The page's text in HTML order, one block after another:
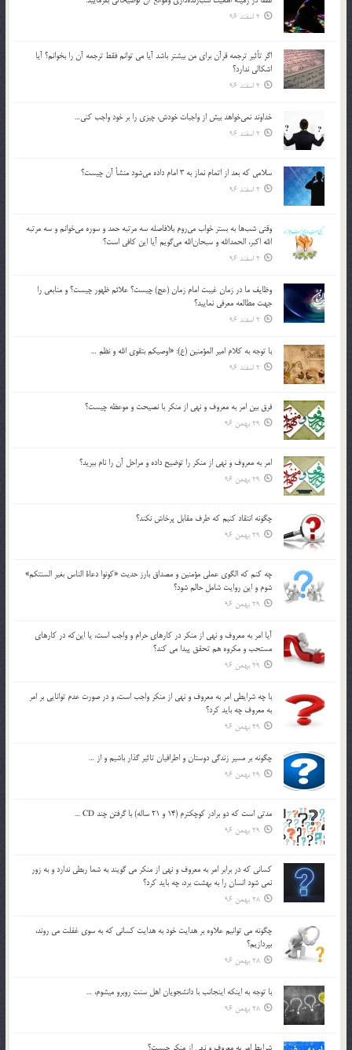
2 اسفند 96
اگر تأثير ترجمه قرآن براي من بيشتر باشد آيا مي توانم فقط ترجمه آن را بخوانم؟ آيا
اشكالي ندارد؟
2 اسفند 96
خداوند نمي‌خواهد بيش از واجبات خودش، چيزي را بر خود واجب كني…
2 اسفند 96
سلامي كه بعد از اتمام نماز به 3 امام داده مي‌شود منشأ آن چيست؟
2 اسفند 96
وقتي شب‌ها به بستر خواب مي‌روم بلافاصله سه مرتبه حمد و سوره مي‌خوانم و سه مرتبه
الله اكبر، الحمدالله و سبحان‌الله مي‌گويم آيا اين كافي است؟
2 اسفند 96
وظايف ما در زمان غيبت امام زمان (عج) چيست؟ علائم ظهور چيست؟ و منابعي را
جهت مطالعه معرفي نماييد؟
2 اسفند 96
با توجه به كلام امير المؤمنين (ع): «اوصيكم بتقوي الله و نظم …
2 اسفند 96
فرق بين امر به معروف و نهي از منكر با نصيحت و موعظه چيست؟
29 بهمن 96
امر به معروف و نهي از منكر را توضيح داده و مراحل آن را نام ببريد؟
29 بهمن 96
چگونه انتقاد كنيم كه طرف مقابل پرخاش نكند؟
29 بهمن 96
چه كنم كه الگوي عملي مؤمنين و مصداق بارز حديث «كونوا دعاة الناس بغير السنتكم»
شوم و اين روايت شامل حالم شود؟
29 بهمن 96
آيا امر به معروف و نهي از منكر در كارهاي حرام و واجب است، يا اين‌كه در كارهاي
مستحب و مكروه هم تحقق پيدا مي كند؟
29 بهمن 96
با چه شرايطي امر به معروف و نهي از منکر واجب است، و در صورت عدم توانايي بر امر
به معروف چه بايد کرد؟
29 بهمن 96
چگونه بر مسير زندگي دوستان و اطرافيان تاثير گذار باشيم و از …
29 بهمن 96
مدتي است كه دو برادر كوچكترم (14 و 21 ساله) با گرفتن چند CD …
29 بهمن 96
كساني كه در برابر امر به معروف و نهي از منكر مي گويند به شما ربطي ندارد و به زور
نمي شود انسان را به بهشت برد، چه بايد كرد؟
28 بهمن 96
چگونه مي توانيم علاوه بر هدايت خود به هدايت كساني كه به سوي غفلت مي روند،
بپردازيم؟
28 بهمن 96
با توجه به اينكه اينجانب با دانشجويان اهل سنت روبرو مي‎شوم، …
28 بهمن 96